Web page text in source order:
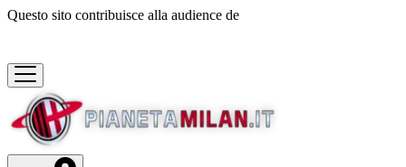
Questo sito contribuisce alla audience de